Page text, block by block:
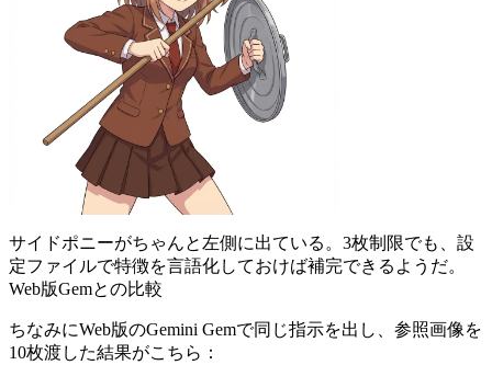
サイドポニーがちゃんと左側に出ている。3枚制限でも、設
定ファイルで特徴を言語化しておけば補完できるようだ。
Web版Gemとの比較
ちなみにWeb版のGemini Gemで同じ指示を出し、参照画像を
10枚渡した結果がこちら：